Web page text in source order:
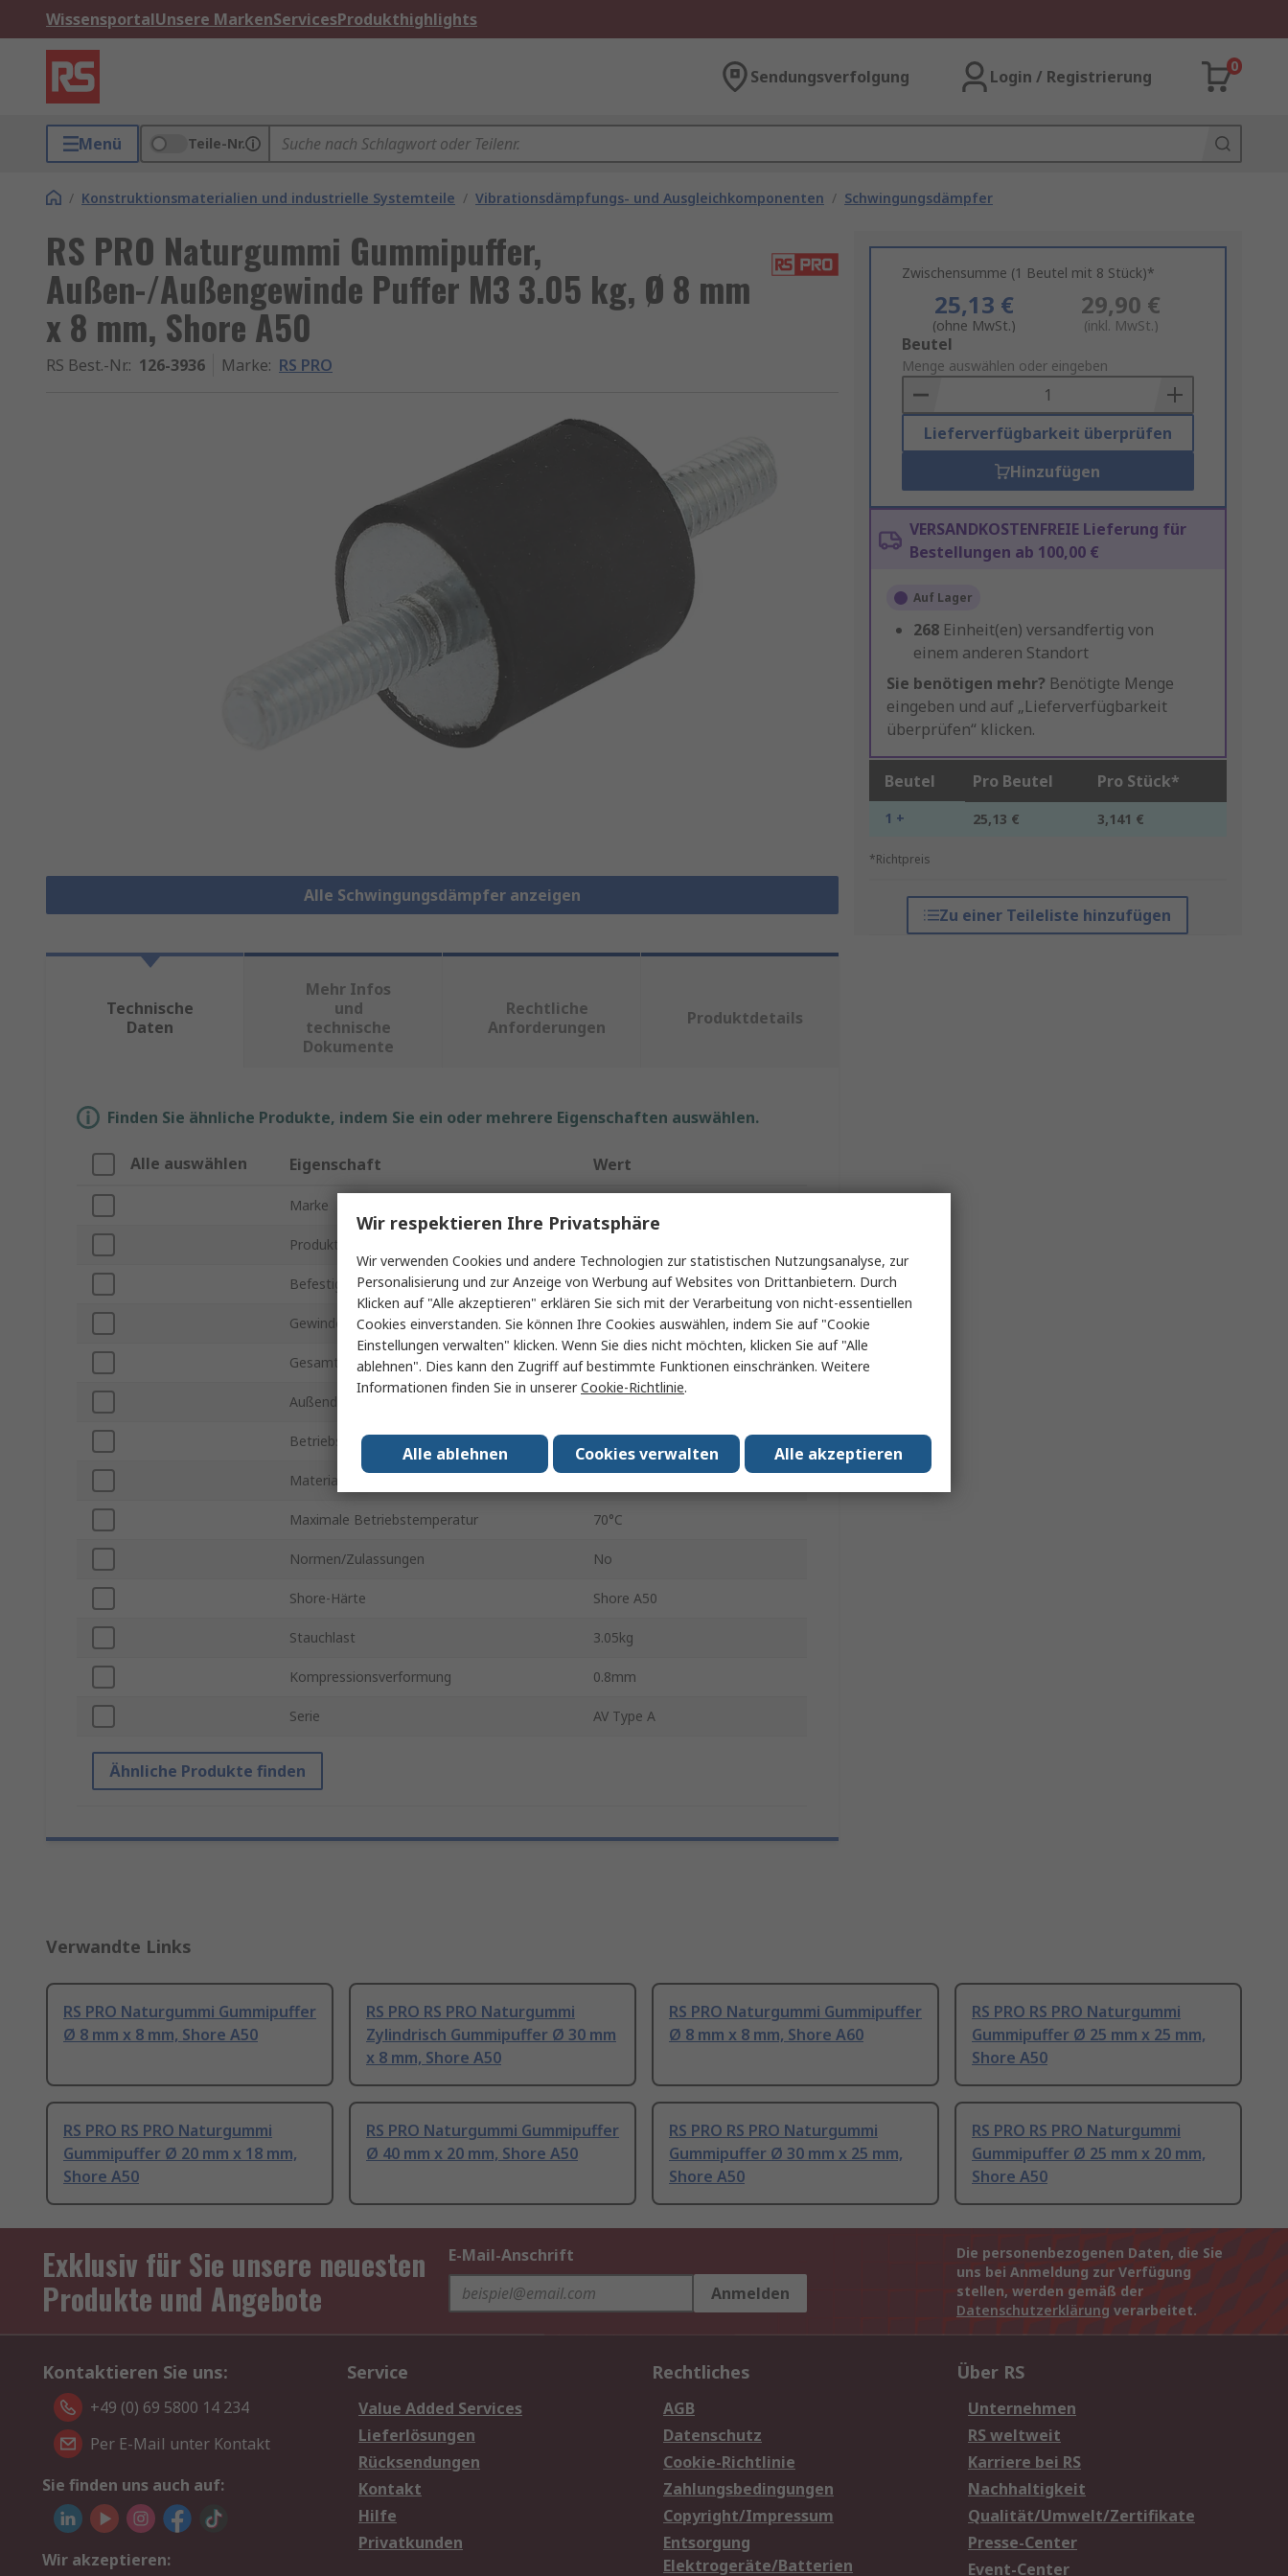
WissensportalUnsere MarkenServicesProdukthighlights
Sendungsverfolgung Login / Registrierung
0
Menü Teile-Nr.
/ Konstruktionsmaterialien und industrielle Systemteile / Vibrationsdämpfungs- und Ausgleichkomponenten / Schwingungsdämpfer
RS PRO Naturgummi Gummipuffer,
Außen-/Außengewinde Puffer M3 3.05 kg, Ø 8 mm
x 8 mm, Shore A50
RS Best.-Nr.: 126-3936 Marke: RS PRO
Alle Schwingungsdämpfer anzeigen
Zwischensumme (1 Beutel mit 8 Stück)*
25,13 €
(ohne MwSt.)
29,90 €
(inkl. MwSt.)
Add
to
Basket
Beutel
Menge auswählen oder eingeben
Lieferverfügbarkeit überprüfen
Hinzufügen
VERSANDKOSTENFREIE Lieferung für
Bestellungen ab 100,00 €
Auf Lager
268 Einheit(en) versandfertig von
einem anderen Standort
Sie benötigen mehr? Benötigte Menge
eingeben und auf „Lieferverfügbarkeit
überprüfen“ klicken.
Beutel Pro Beutel Pro Stück*
1 + 25,13 € 3,141 €
*Richtpreis
Zu einer Teileliste hinzufügen
Technische
Daten
Mehr Infos
und
technische
Dokumente
Rechtliche
Anforderungen
Produktdetails
Finden Sie ähnliche Produkte, indem Sie ein oder mehrere Eigenschaften auswählen.
Alle auswählen Eigenschaft Wert
Marke
Produkt Typ
Befestigungstyp zur Vibrationsdämpfung Außen-/Außengewinde Puffer
Gewindegröße M3
Gesamthöhe 8mm
Außendurchmesser
Betriebstemperatur min.
Material
Maximale Betriebstemperatur 70°C
Normen/Zulassungen No
Shore-Härte Shore A50
Stauchlast 3.05kg
Kompressionsverformung 0.8mm
Serie AV Type A
Ähnliche Produkte finden
Verwandte Links
RS PRO Naturgummi Gummipuffer
Ø 8 mm x 8 mm, Shore A50
RS PRO RS PRO Naturgummi
Zylindrisch Gummipuffer Ø 30 mm
x 8 mm, Shore A50
RS PRO Naturgummi Gummipuffer
Ø 8 mm x 8 mm, Shore A60
RS PRO RS PRO Naturgummi
Gummipuffer Ø 25 mm x 25 mm,
Shore A50
RS PRO RS PRO Naturgummi
Gummipuffer Ø 20 mm x 18 mm,
Shore A50
RS PRO Naturgummi Gummipuffer
Ø 40 mm x 20 mm, Shore A50
RS PRO RS PRO Naturgummi
Gummipuffer Ø 30 mm x 25 mm,
Shore A50
RS PRO RS PRO Naturgummi
Gummipuffer Ø 25 mm x 20 mm,
Shore A50
Exklusiv für Sie unsere neuesten
Produkte und Angebote
E-Mail-Anschrift
Anmelden
Die personenbezogenen Daten, die Sie
uns bei Anmeldung zur Verfügung
stellen, werden gemäß der
Datenschutzerklärung verarbeitet.
Kontaktieren Sie uns:
+49 (0) 69 5800 14 234
Per E-Mail unter Kontakt
Sie finden uns auch auf:
Wir akzeptieren:
Service
Value Added Services
Lieferlösungen
Rücksendungen
Kontakt
Hilfe
Privatkunden
Rechtliches
AGB
Datenschutz
Cookie-Richtlinie
Zahlungsbedingungen
Copyright/Impressum
Entsorgung
Elektrogeräte/Batterien
Über RS
Unternehmen
RS weltweit
Karriere bei RS
Nachhaltigkeit
Qualität/Umwelt/Zertifikate
Presse-Center
Event-Center
Wir respektieren Ihre Privatsphäre
Wir verwenden Cookies und andere Technologien zur statistischen Nutzungsanalyse, zur
Personalisierung und zur Anzeige von Werbung auf Websites von Drittanbietern. Durch
Klicken auf "Alle akzeptieren" erklären Sie sich mit der Verarbeitung von nicht-essentiellen
Cookies einverstanden. Sie können Ihre Cookies auswählen, indem Sie auf "Cookie
Einstellungen verwalten" klicken. Wenn Sie dies nicht möchten, klicken Sie auf "Alle
ablehnen". Dies kann den Zugriff auf bestimmte Funktionen einschränken. Weitere
Informationen finden Sie in unsererCookie-Richtlinie.
Alle akzeptieren
Cookies verwalten
Alle ablehnen